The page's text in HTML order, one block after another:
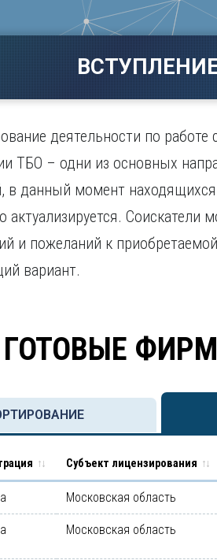
Волгоград
Воронеж
Е
Иваново
Ижевск
деятельности по
ТБО – одни из основных
в данный момент
актуализируется. Соискатели
и пожеланий к
вариант.
ГОТОВЫЕ
Субъект лицензирования
Московская область
Московская область